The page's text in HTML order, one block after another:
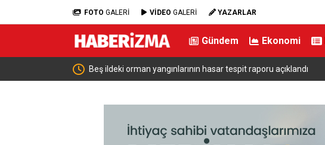
FOTO GALERİ VİDEO GALERİ YAZARLAR
Gündem Ekonomi
Beş ildeki orman yangınlarının hasar tespit raporu açıklandı